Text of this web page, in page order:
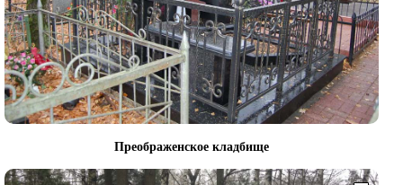
Преображенское кладбище